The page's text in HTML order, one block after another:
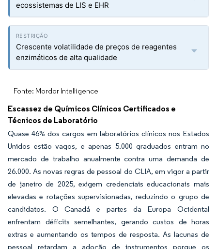
ecossistemas de LIS e EHR
Crescente volatilidade de preços de reagentes
enzimáticos de alta qualidade
Fonte: Mordor Intelligence
Escassez de Químicos Clínicos Certificados e
Técnicos de Laboratório
Quase 46% dos cargos em laboratórios clínicos nos Estados
Unidos estão vagos, e apenas 5.000 graduados entram no
mercado de trabalho anualmente contra uma demanda de
26.000. As novas regras de pessoal do CLIA, em vigor a partir
de janeiro de 2025, exigem credenciais educacionais mais
elevadas e rotações supervisionadas, reduzindo o grupo de
candidatos. O Canadá e partes da Europa Ocidental
enfrentam déficits semelhantes, gerando custos de horas
extras e aumentando os tempos de resposta. As lacunas de
pessoal retardam a adoção de instrumentos porque os